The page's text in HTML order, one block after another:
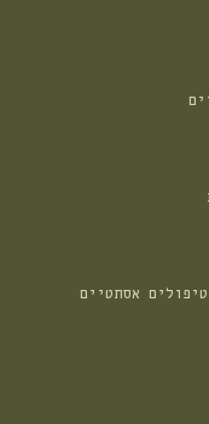
אסתטיים